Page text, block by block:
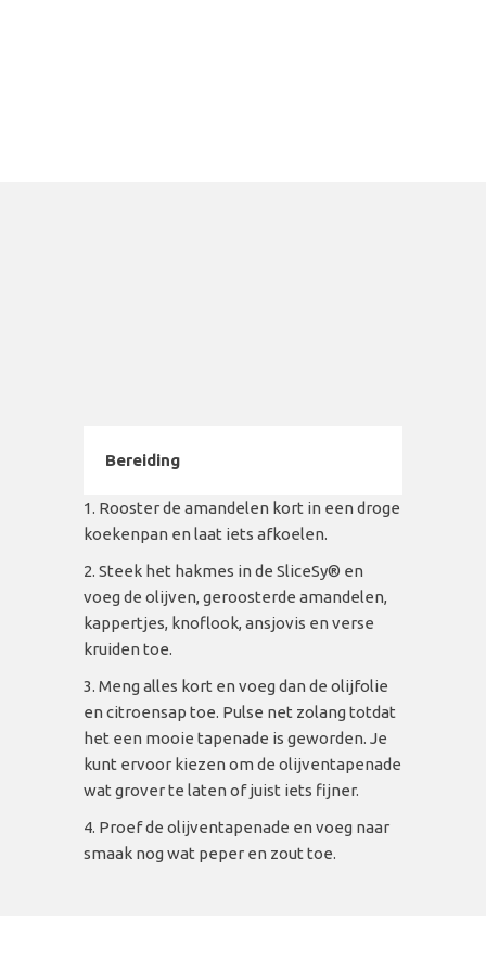
Bereiding
Rooster de amandelen kort in een droge
koekenpan en laat iets afkoelen.
Steek het hakmes in de SliceSy® en
voeg de olijven, geroosterde amandelen,
kappertjes, knoflook, ansjovis en verse
kruiden toe.
Meng alles kort en voeg dan de olijfolie
en citroensap toe. Pulse net zolang totdat
het een mooie tapenade is geworden. Je
kunt ervoor kiezen om de olijventapenade
wat grover te laten of juist iets fijner.
Proef de olijventapenade en voeg naar
smaak nog wat peper en zout toe.